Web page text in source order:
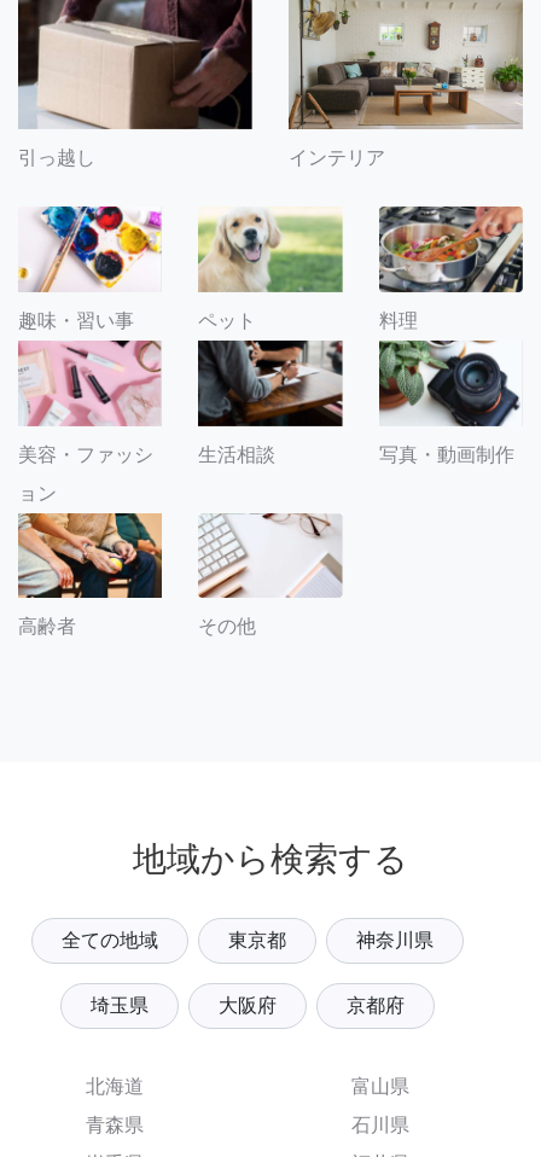
引っ越し インテリア
趣味・習い事 ペット 料理
美容・ファッシ
ョン
生活相談 写真・動画制作
高齢者 その他
地域から検索する
全ての地域 東京都 神奈川県
埼玉県 大阪府 京都府
北海道
青森県
富山県
石川県